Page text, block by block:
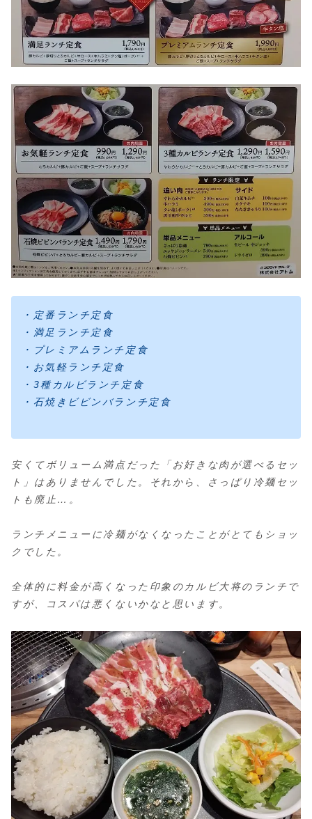
・定番ランチ定食
・満足ランチ定食
・プレミアムランチ定食
・お気軽ランチ定食
・3種カルビランチ定食
・石焼きビビンバランチ定食
安くてボリューム満点だった「お好きな肉が選べるセッ
ト」はありませんでした。それから、さっぱり冷麺セッ
トも廃止…。
ランチメニューに冷麺がなくなったことがとてもショッ
クでした。
全体的に料金が高くなった印象のカルビ大将のランチで
すが、コスパは悪くないかなと思います。